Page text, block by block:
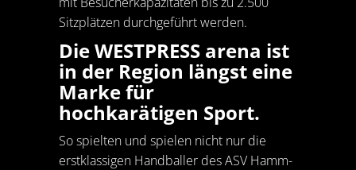
Sitzplätzen durchgeführt werden.
Die WESTPRESS arena ist
in der Region längst eine
Marke für
hochkarätigen Sport.
So spielten und spielen nicht nur die
erstklassigen Handballer des ASV Hamm-